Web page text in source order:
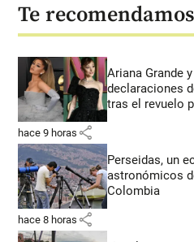
Te recomendamos
Ariana Grande
declaraciones
tras el revuelo
hace 9 horas share
Perseidas, un
astronómicos
Colombia
hace 8 horas share